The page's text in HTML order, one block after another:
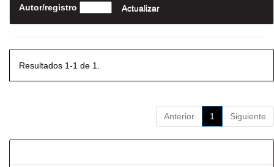
Autor/registro
Resultados 1-1 de 1.
Anterior 1 Siguiente